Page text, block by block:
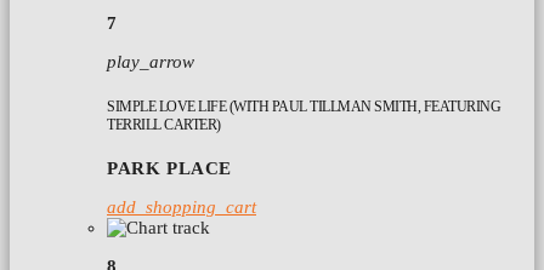
7
play_arrow
SIMPLE LOVE LIFE (WITH PAUL TILLMAN SMITH, FEATURING
TERRILL CARTER)
PARK PLACE
add_shopping_cart